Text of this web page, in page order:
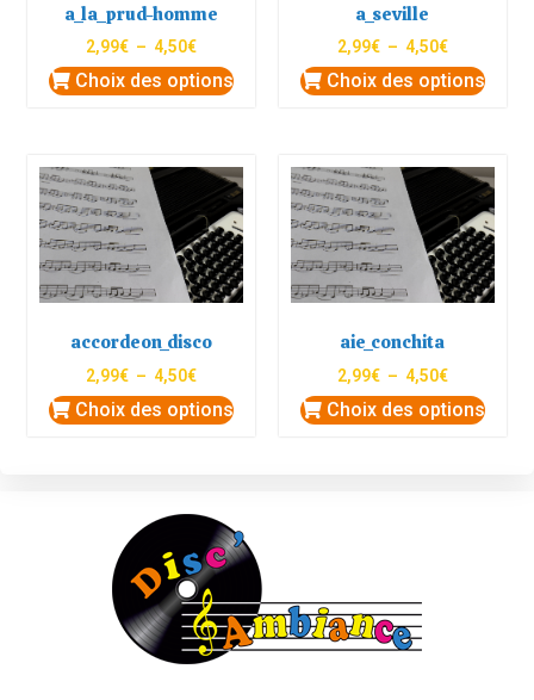
a_la_prud-homme
2,99€ – 4,50€
Choix des options
a_seville
2,99€ – 4,50€
Choix des options
accordeon_disco
2,99€ – 4,50€
Choix des options
aie_conchita
2,99€ – 4,50€
Choix des options